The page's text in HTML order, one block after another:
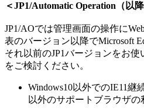
＜JP1/Automatic Operation（以
JP1/AOでは管理画面の操作に
表のバージョン以降でMicrosoft
それ以前のJP1バージョンをお
をご検討ください。
Windows10以外でのIE11継
以外のサポートブラウザの